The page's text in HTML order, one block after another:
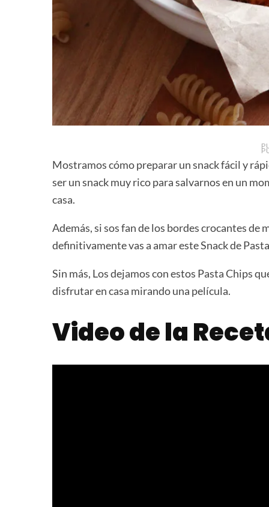
Mostramos cómo preparar un snack fácil y
ser un snack muy rico para salvarnos en un
casa.
Además, si sos fan de los bordes crocantes de
definitivamente vas a amar este Snack de
Sin más, Los dejamos con estos Pasta Chips
disfrutar en casa mirando una película.
Video de la